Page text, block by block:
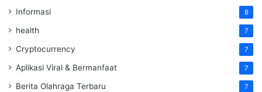
Informasi 8
health 7
Cryptocurrency 7
Aplikasi Viral & Bermanfaat 7
Berita Olahraga Terbaru 7